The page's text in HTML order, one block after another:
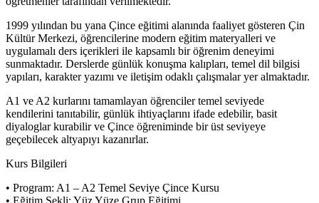
1999 yılından bu yana Çince eğitimi alanında faaliyet gösteren Çin
Kültür Merkezi, öğrencilerine modern eğitim materyalleri ve
uygulamalı ders içerikleri ile kapsamlı bir öğrenim deneyimi
sunmaktadır. Derslerde günlük konuşma kalıpları, temel dil bilgisi
yapıları, karakter yazımı ve iletişim odaklı çalışmalar yer almaktadır.
A1 ve A2 kurlarını tamamlayan öğrenciler temel seviyede
kendilerini tanıtabilir, günlük ihtiyaçlarını ifade edebilir, basit
diyaloglar kurabilir ve Çince öğreniminde bir üst seviyeye
geçebilecek altyapıyı kazanırlar.
Kurs Bilgileri
• Program: A1 – A2 Temel Seviye Çince Kursu